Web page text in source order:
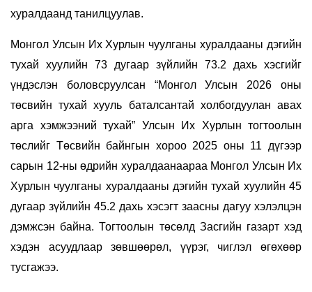
хуралдаанд танилцуулав.
Монгол Улсын Их Хурлын чуулганы хуралдааны дэгийн
тухай хуулийн 73 дугаар зүйлийн 73.2 дахь хэсгийг
үндэслэн боловсруулсан “Монгол Улсын 2026 оны
төсвийн тухай хууль баталсантай холбогдуулан авах
арга хэмжээний тухай” Улсын Их Хурлын тогтоолын
төслийг Төсвийн байнгын хороо 2025 оны 11 дүгээр
сарын 12-ны өдрийн хуралдаанаараа Монгол Улсын Их
Хурлын чуулганы хуралдааны дэгийн тухай хуулийн 45
дугаар зүйлийн 45.2 дахь хэсэгт заасны дагуу хэлэлцэн
дэмжсэн байна. Тогтоолын төсөлд Засгийн газарт хэд
хэдэн асуудлаар зөвшөөрөл, үүрэг, чиглэл өгөхөөр
тусгажээ.